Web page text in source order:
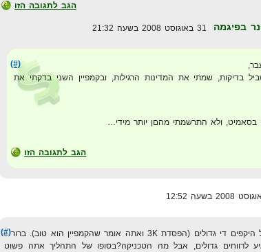
הגב לתגובה הזו
בפיגמה
(#)
בדיקות, שמתי את המדינות הרגילות, ובקמפיין השני בדקתי את
בסאמיט, ולא התרשמתי מהםן יותר מידי…
הגב לתגובה הזו
(#)אתה מדבר פה על היקפים די גדולים (הפסדת 3K ואתה אומר שהקמפיין הוא טוב). ברור
לרווחים גדולים, אבל מה הטכניקה?בסופו של התהליך אתה פשוט